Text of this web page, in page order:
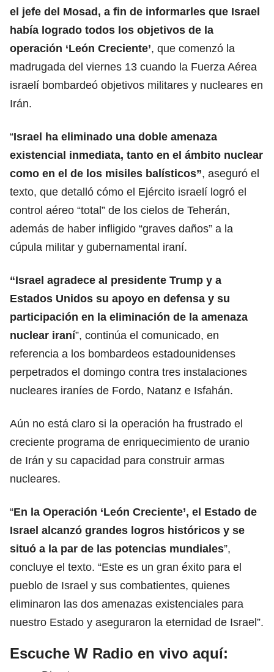
el jefe del Mosad, a fin de informarles que Israel
había logrado todos los objetivos de la
operación ‘León Creciente’, que comenzó la
madrugada del viernes 13 cuando la Fuerza Aérea
israelí bombardeó objetivos militares y nucleares en
Irán.
“Israel ha eliminado una doble amenaza
existencial inmediata, tanto en el ámbito nuclear
como en el de los misiles balísticos”, aseguró el
texto, que detalló cómo el Ejército israelí logró el
control aéreo “total” de los cielos de Teherán,
además de haber infligido “graves daños” a la
cúpula militar y gubernamental iraní.
“Israel agradece al presidente Trump y a
Estados Unidos su apoyo en defensa y su
participación en la eliminación de la amenaza
nuclear iraní”, continúa el comunicado, en
referencia a los bombardeos estadounidenses
perpetrados el domingo contra tres instalaciones
nucleares iraníes de Fordo, Natanz e Isfahán.
Aún no está claro si la operación ha frustrado el
creciente programa de enriquecimiento de uranio
de Irán y su capacidad para construir armas
nucleares.
“En la Operación ‘León Creciente’, el Estado de
Israel alcanzó grandes logros históricos y se
situó a la par de las potencias mundiales”,
concluye el texto. “Este es un gran éxito para el
pueblo de Israel y sus combatientes, quienes
eliminaron las dos amenazas existenciales para
nuestro Estado y aseguraron la eternidad de Israel”.
Escuche W Radio en vivo aquí: